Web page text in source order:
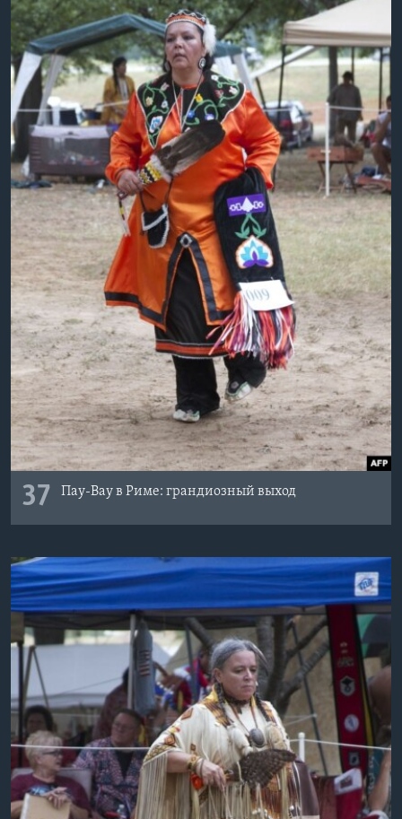
37 Пау-Вау в Риме: грандиозный выход